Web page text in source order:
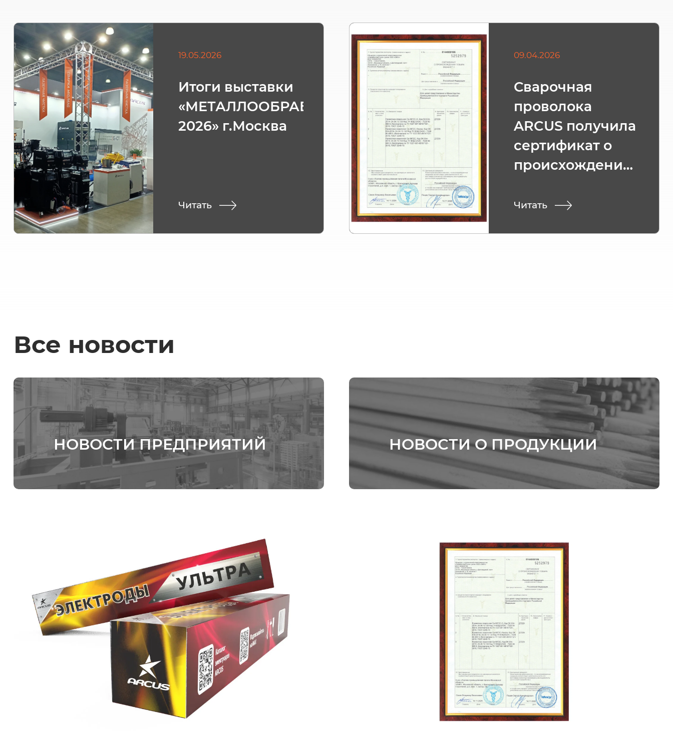
19.05.2026
Итоги выставки
«МЕТАЛЛООБРАБОТКА
2026» г.Москва
Читать
09.04.2026
Сварочная
проволока
ARCUS получила
сертификат о
происхождении
Читать
Все новости
НОВОСТИ ПРЕДПРИЯТИЙ НОВОСТИ О ПРОДУКЦИИ